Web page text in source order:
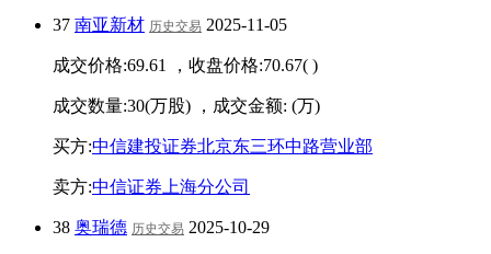
37 南亚新材 历史交易 2025-11-05
成交价格:69.61 ，收盘价格:70.67( )
成交数量:30(万股) ，成交金额: (万)
买方:中信建投证券北京东三环中路营业部
卖方:中信证券上海分公司
38 奥瑞德 历史交易 2025-10-29